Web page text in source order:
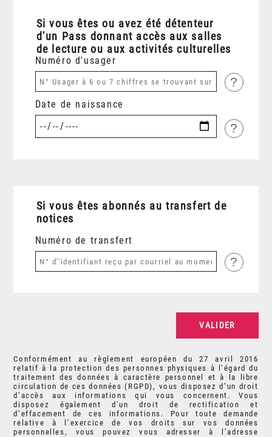
Si vous êtes ou avez été détenteur
d'un Pass donnant accès aux salles
de lecture ou aux activités culturelles
Numéro d'usager
?
Date de naissance
?
Si vous êtes abonnés au transfert de
notices
Numéro de transfert
?
Conformément au règlement européen du 27 avril 2016
relatif à la protection des personnes physiques à l’égard du
traitement des données à caractère personnel et à la libre
circulation de ces données (RGPD), vous disposez d’un droit
d’accès aux informations qui vous concernent. Vous
disposez également d’un droit de rectification et
d’effacement de ces informations. Pour toute demande
relative à l’exercice de vos droits sur vos données
personnelles, vous pouvez vous adresser à l’adresse